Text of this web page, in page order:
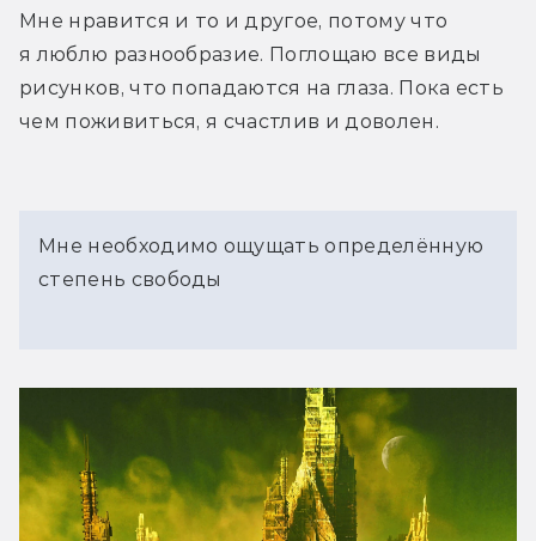
Мне нравится и то и другое, потому что
я люблю разнообразие. Поглощаю все виды
рисунков, что попадаются на глаза. Пока есть
чем поживиться, я счастлив и доволен.
Мне необходимо ощущать определённую
степень свободы